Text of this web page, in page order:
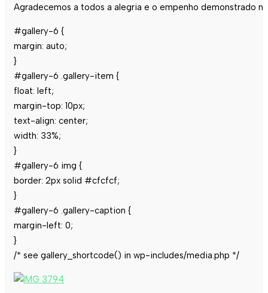
Agradecemos a todos a alegria e o empenho demonstrado
#gallery-6 {
margin: auto;
}
#gallery-6 .gallery-item {
float: left;
margin-top: 10px;
text-align: center;
width: 33%;
}
#gallery-6 img {
border: 2px solid #cfcfcf;
}
#gallery-6 .gallery-caption {
margin-left: 0;
}
/* see gallery_shortcode() in wp-includes/media.php */